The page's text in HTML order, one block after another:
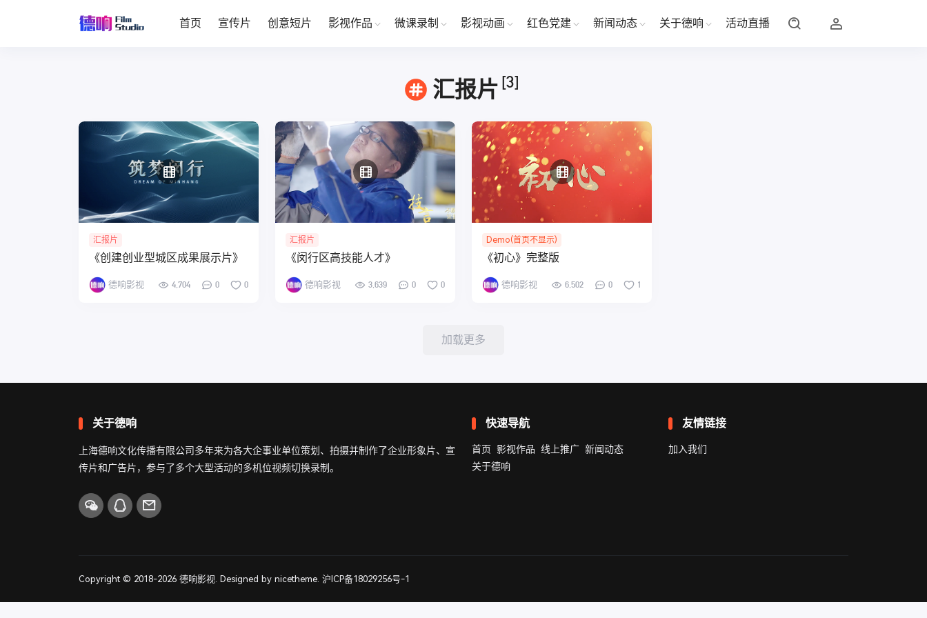
首页 宣传片 创意短片 影视作品 微课录制 影视动画 红色党建 新闻动态 关于德响 活动直播
汇报片 [3]
汇报片
《创建创业型城区成果展示片》
德响影视 4,704 0 0
汇报片
《闵行区高技能人才》
德响影视 3,639 0 0
Demo(首页不显示)
《初心》完整版
德响影视 6,502 0 1
加载更多
关于德响
上海德响文化传播有限公司多年来为各大企事业单位策划、拍摄并制作了企业形象片、宣
传片和广告片，参与了多个大型活动的多机位视频切换录制。
快速导航
首页 影视作品 线上推广 新闻动态
关于德响
友情链接
加入我们
Copyright © 2018-2026 德响影视 . Designed by nicetheme 沪ICP备18029256号-1